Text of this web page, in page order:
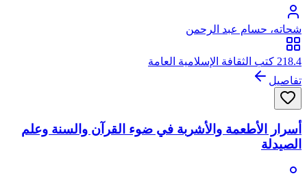
شحاته، حسام عبد الرحمن
218.4 كتب الثقافة الإسلامية العامة
تفاصيل
أسرار الأطعمة والأشربة في ضوء القرآن والسنة وعلم
الصيدلة